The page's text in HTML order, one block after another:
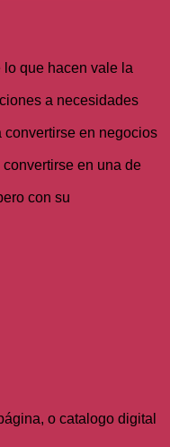
que hacen vale la
a necesidades
convertirse en negocios
en una de
con su
o catalogo digital